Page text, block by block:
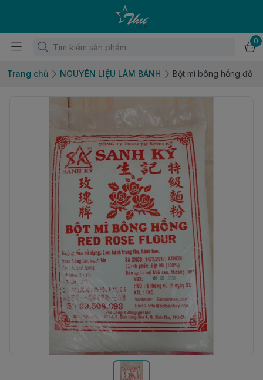
0
Trang chủ NGUYÊN LIỆU LÀM BÁNH Bột mì bông hồng đỏ